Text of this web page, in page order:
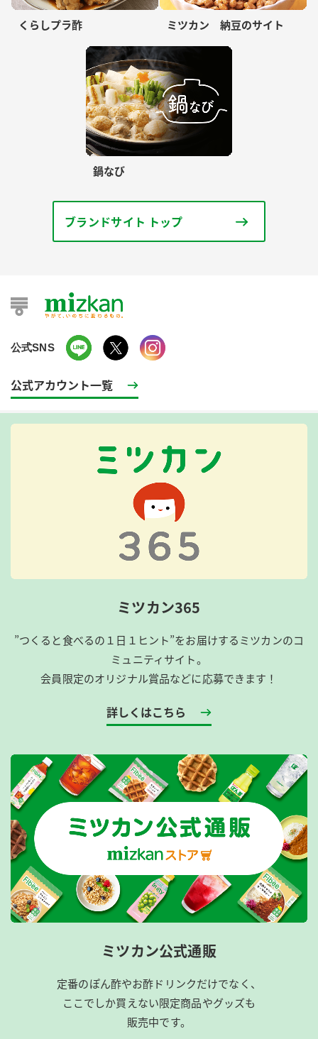
くらしプラ酢 ミツカン 納豆のサイト
鍋なび
ブランドサイト トップ
公式SNS
公式アカウント一覧
ミツカン365
”つくると食べるの１日１ヒント”をお届けするミツカンのコ
ミュニティサイト。
会員限定のオリジナル賞品などに応募できます！
詳しくはこちら
ミツカン公式通販
定番のぽん酢やお酢ドリンクだけでなく、
ここでしか買えない限定商品やグッズも
販売中です。